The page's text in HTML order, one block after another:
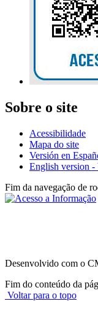
Sobre o site
Acessibilidade
Mapa do site
Versión en
English version -
Fim da navegação de
Desenvolvido com o
Fim do conteúdo da
Voltar para o topo